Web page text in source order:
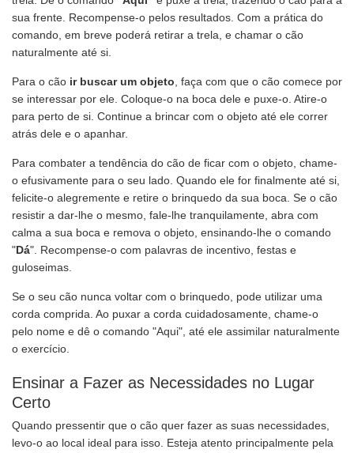
sua frente. Recompense-o pelos resultados. Com a prática do
comando, em breve poderá retirar a trela, e chamar o cão
naturalmente até si.
Para o cão ir buscar um objeto , faça com que o cão comece por
se interessar por ele. Coloque-o na boca dele e puxe-o. Atire-o
para perto de si. Continue a brincar com o objeto até ele correr
atrás dele e o apanhar.
Para combater a tendência do cão de ficar com o objeto, chame-
o efusivamente para o seu lado. Quando ele for finalmente até si,
felicite-o alegremente e retire o brinquedo da sua boca. Se o cão
resistir a dar-lhe o mesmo, fale-lhe tranquilamente, abra com
calma a sua boca e remova o objeto, ensinando-lhe o comando
"Dá". Recompense-o com palavras de incentivo, festas e
guloseimas.
Se o seu cão nunca voltar com o brinquedo, pode utilizar uma
corda comprida. Ao puxar a corda cuidadosamente, chame-o
pelo nome e dê o comando "Aqui", até ele assimilar naturalmente
o exercício.
Ensinar a Fazer as Necessidades no Lugar
Certo
Quando pressentir que o cão quer fazer as suas necessidades,
levo-o ao local ideal para isso. Esteja atento principalmente pela